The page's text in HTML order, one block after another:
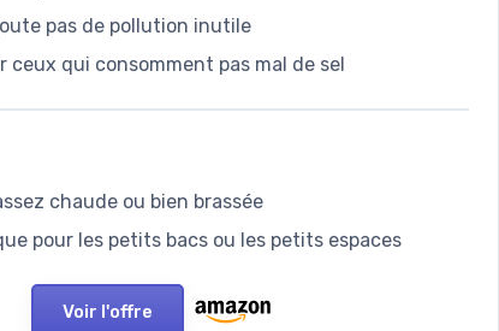
pas de pollution inutile
qui consomment pas mal de sel
chaude ou bien brassée
pour les petits bacs ou les petits espaces
Voir l'offre